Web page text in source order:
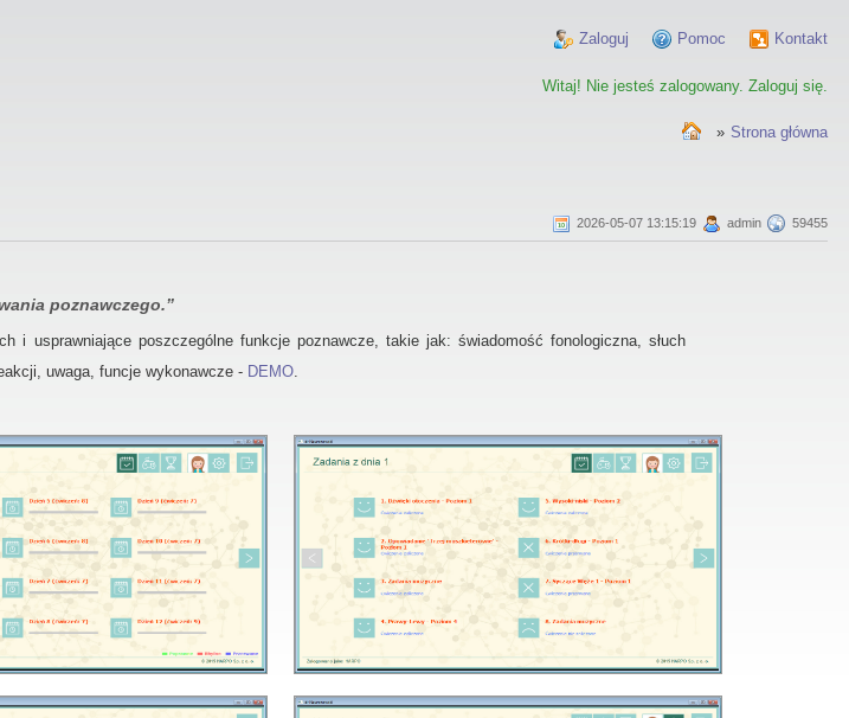
Zaloguj Pomoc Kontakt
Witaj! Nie jesteś zalogowany. Zaloguj się.
» Strona główna
2026-05-07 13:15:19 admin 59455
poznawczego.”
i usprawniające poszczególne funkcje poznawcze, takie jak: świadomość fonologiczna, słuch
uwaga, funcje wykonawcze - DEMO.